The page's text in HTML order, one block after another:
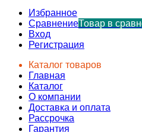
Избранное
СравнениеТовар в
Вход
Регистрация
Каталог товаров
Главная
Каталог
О компании
Доставка и оплата
Рассрочка
Гарантия